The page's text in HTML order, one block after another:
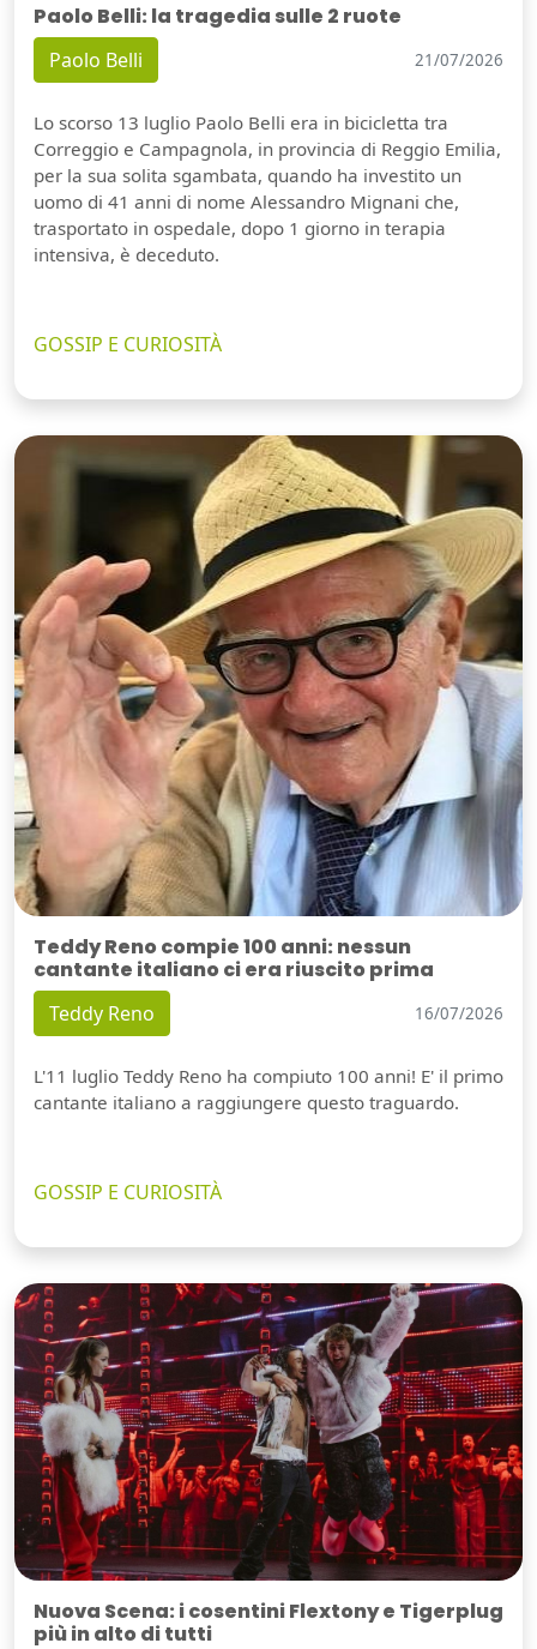
Paolo Belli: la tragedia sulle 2 ruote
Paolo Belli 21/07/2026
Lo scorso 13 luglio Paolo Belli era in bicicletta tra
Correggio e Campagnola, in provincia di Reggio Emilia,
per la sua solita sgambata, quando ha investito un
uomo di 41 anni di nome Alessandro Mignani che,
trasportato in ospedale, dopo 1 giorno in terapia
intensiva, è deceduto.
GOSSIP E CURIOSITÀ
Teddy Reno compie 100 anni: nessun
cantante italiano ci era riuscito prima
Teddy Reno 16/07/2026
L'11 luglio Teddy Reno ha compiuto 100 anni! E' il primo
cantante italiano a raggiungere questo traguardo.
GOSSIP E CURIOSITÀ
Nuova Scena: i cosentini Flextony e Tigerplug
più in alto di tutti